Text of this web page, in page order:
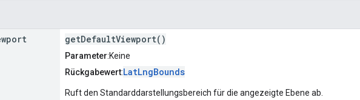
getDefaultViewport()
Parameter:Keine
Rückgabewert:LatLngBounds
Ruft den Standarddarstellungsbereich für die angezeigte Ebene ab.